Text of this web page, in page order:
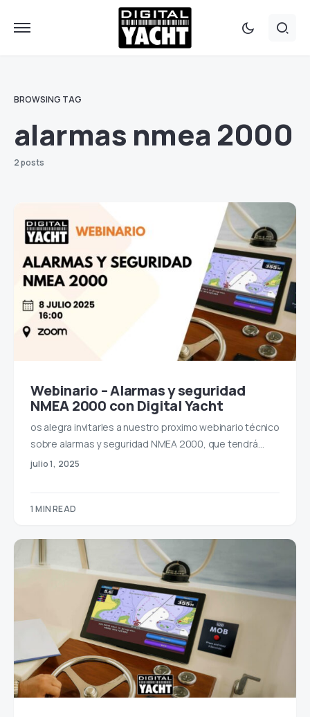
BROWSING TAG
alarmas nmea 2000
2 posts
Webinario – Alarmas y seguridad
NMEA 2000 con Digital Yacht
os alegra invitarles a nuestro proximo webinario técnico
sobre alarmas y seguridad NMEA 2000, que tendrá…
julio 1, 2025
1 MIN READ